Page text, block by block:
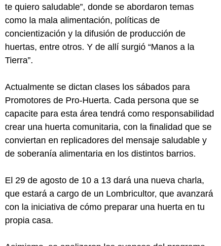
te quiero saludable”, donde se abordaron temas
como la mala alimentación, políticas de
concientización y la difusión de producción de
huertas, entre otros. Y de allí surgió “Manos a la
Tierra”.
Actualmente se dictan clases los sábados para
Promotores de Pro-Huerta. Cada persona que se
capacite para esta área tendrá como responsabilidad
crear una huerta comunitaria, con la finalidad que se
conviertan en replicadores del mensaje saludable y
de soberanía alimentaria en los distintos barrios.
El 29 de agosto de 10 a 13 dará una nueva charla,
que estará a cargo de un Lombricultor, que avanzará
con la iniciativa de cómo preparar una huerta en tu
propia casa.